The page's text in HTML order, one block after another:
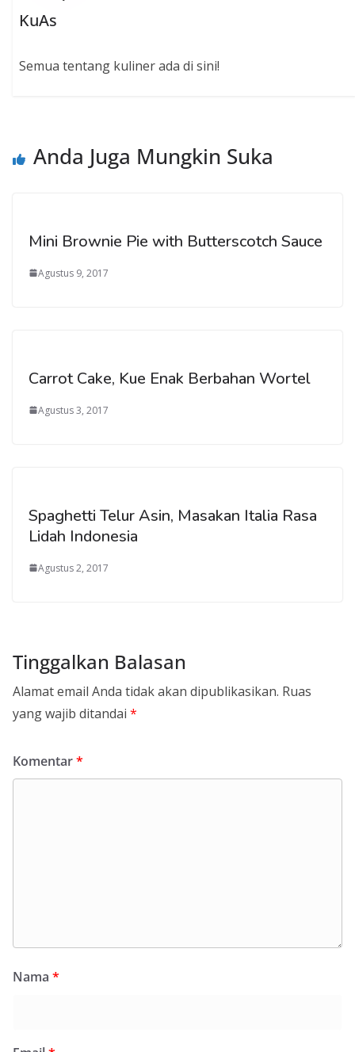
KuAs
Semua tentang kuliner ada di sini!
Anda Juga Mungkin Suka
Mini Brownie Pie with Butterscotch Sauce
Agustus 9, 2017
Carrot Cake, Kue Enak Berbahan Wortel
Agustus 3, 2017
Spaghetti Telur Asin, Masakan Italia Rasa
Lidah Indonesia
Agustus 2, 2017
Tinggalkan Balasan
Alamat email Anda tidak akan dipublikasikan. Ruas
yang wajib ditandai *
Komentar*
Nama *